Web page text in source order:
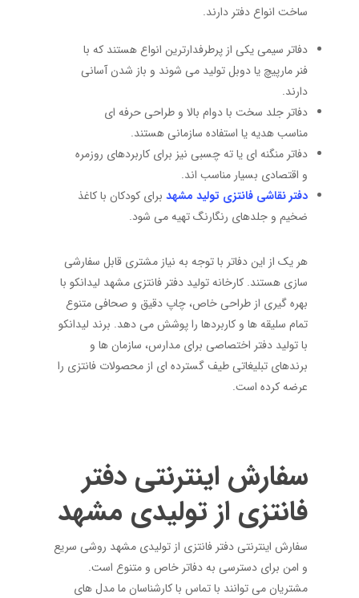
ساخت انواع دفتر دارند.
دفاتر سیمی یکی از پرطرفدارترین انواع هستند که با
فنر مارپیچ یا دوبل تولید می شوند و باز شدن آسانی
دارند.
دفاتر جلد سخت با دوام بالا و طراحی حرفه ای
مناسب هدیه یا استفاده سازمانی هستند.
دفاتر منگنه ای یا ته چسبی نیز برای کاربردهای روزمره
و اقتصادی بسیار مناسب اند.
دفتر نقاشی فانتزی تولید مشهد برای کودکان با کاغذ
ضخیم و جلدهای رنگارنگ تهیه می شود.
هر یک از این دفاتر با توجه به نیاز مشتری قابل سفارشی
سازی هستند. کارخانه تولید دفتر فانتزی مشهد لیدانکو با
بهره گیری از طراحی خاص، چاپ دقیق و صحافی متنوع
تمام سلیقه ها و کاربردها را پوشش می دهد. برند لیدانکو
با تولید دفتر اختصاصی برای مدارس، سازمان ها و
برندهای تبلیغاتی طیف گسترده ای از محصولات فانتزی را
عرضه کرده است.
سفارش اینترنتی دفتر
فانتزی از تولیدی مشهد
سفارش اینترنتی دفتر فانتزی از تولیدی مشهد روشی سریع
و امن برای دسترسی به دفاتر خاص و متنوع است.
مشتریان می توانند با تماس با کارشناسان ما مدل های